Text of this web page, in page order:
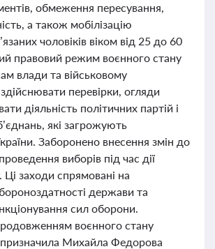
обмеження пересування,
а також мобілізацію
чоловіків віком від 25 до 60
правовий режим воєнного стану
влади та військовому
перевірки, огляди
діяльність політичних партій і
які загрожують
Заборонено внесення змін до
виборів під час дії
Ці заходи спрямовані на
держави та
сил оборони.
воєнного стану
Михайла Федорова